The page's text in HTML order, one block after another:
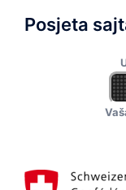
Posjeta